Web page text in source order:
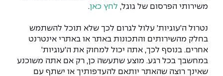
משירותי הפרסום של גוגל, לחץ כאן.
נטרול ה'עוגיות' עלול לגרום לכך שלא תוכל להשתמש
בחלק מהשירותים והתכונות באתר או באתרי אינטרנט
אחרים. בנוסף לכך, אתה יכול למחוק את ה'עוגיות'
במחשבך בכל רגע. מוצע שתעשה כן, רק אם אתה משוכנע
שאינך רוצה שהאתר יותאם להעדפותיך או ישתף עם